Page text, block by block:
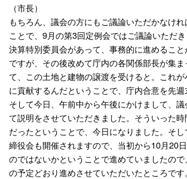
（市長）
もちろん、議会の方にもご議論いただかなけ
ことで、9月の第3回定例会ではご議論いただき
決算特別委員会があって、事務的に進めるこ
ですが、その後改めて庁内の各関係部長が集
て、この土地と建物の譲渡を受けると。これが
に貢献するんだということで、庁内合意を先週
そして今日、午前中から午後にかけまして、
て説明をさせていただきました。そういった
だったということで、今日になりました。そ
締役会も開催されますので、当初から10月20
のではないかということで進めていましたの
の予定どおり進めさせていただいたところです。